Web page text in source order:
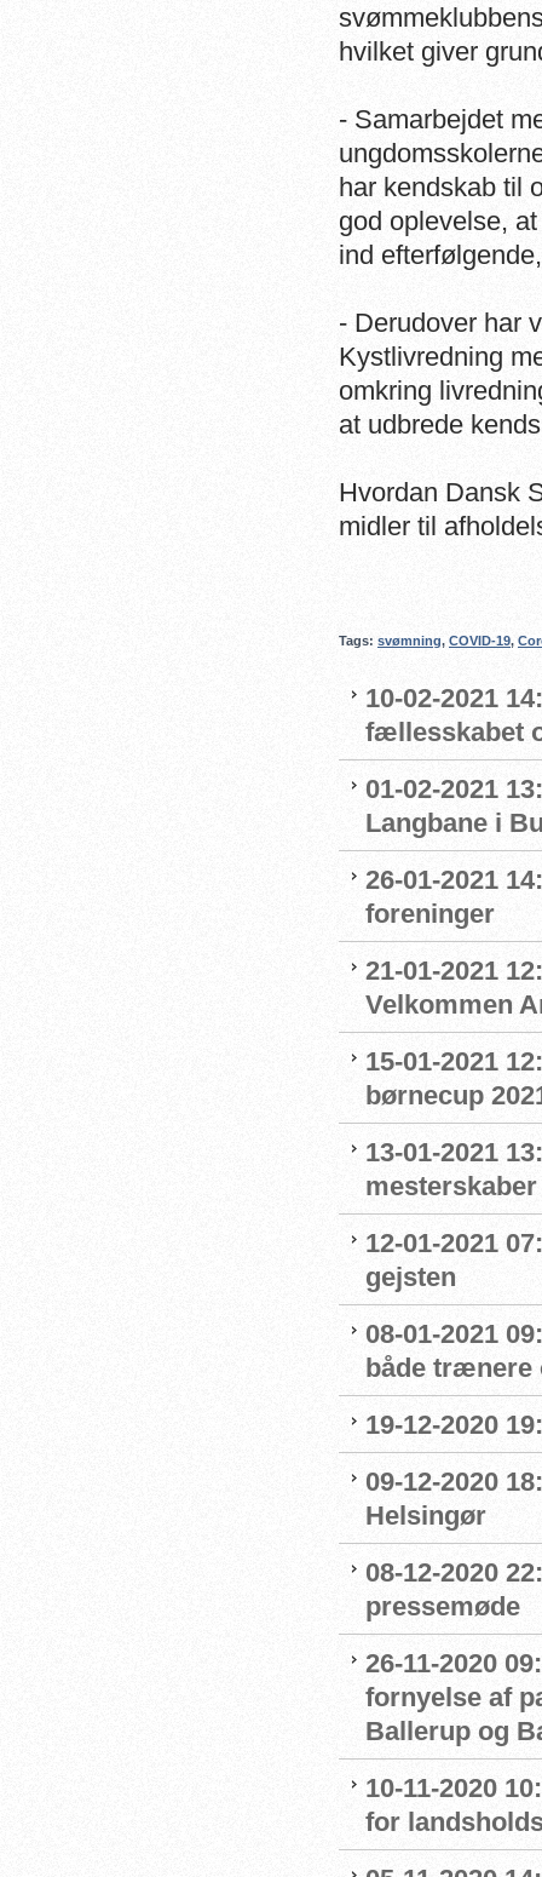
hvilket giver
- Samarbejdet
har kendskab til
god oplevelse,
ind
- Derudover har
Kystlivredning
omkring
at udbrede
Hvordan Dansk
midler til
Tags: svømning, COVID-19,
10-02-2021
fællesskabet
01-02-2021
Langbane i
26-01-2021
foreninger
21-01-2021
Velkommen
15-01-2021
børnecup
13-01-2021
mesterskaber
12-01-2021
gejsten
08-01-2021
både
19-12-2020
09-12-2020
Helsingør
08-12-2020
pressemøde
26-11-2020
fornyelse af
Ballerup og
10-11-2020
for